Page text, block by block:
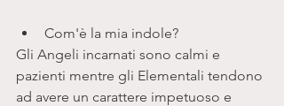
Com'è la mia indole?
Gli Angeli incarnati sono calmi e
pazienti mentre gli Elementali tendono
ad avere un carattere impetuoso e